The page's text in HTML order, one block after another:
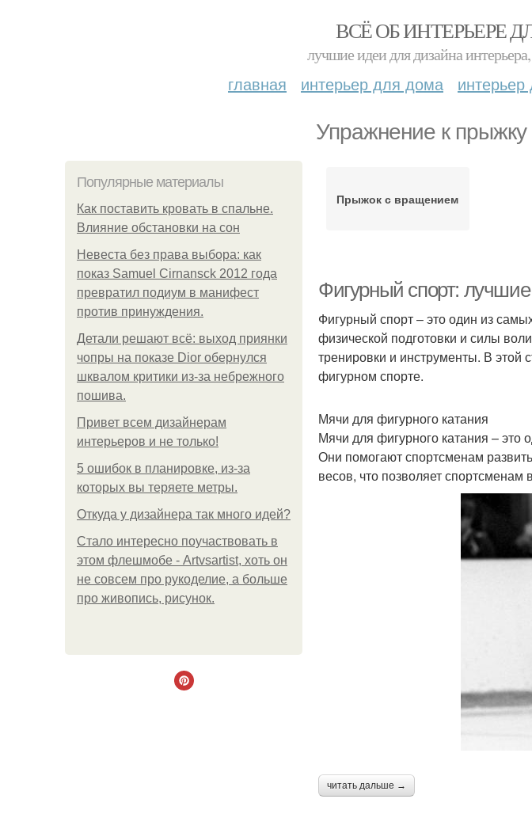
ВСЁ ОБ ИНТЕРЬЕРЕ
лучшие идеи для дизайна
главная интерьер для дома
Упражнение к прыжку
Популярные материалы
Как поставить кровать в спальне.
Влияние обстановки на сон
Невеста без права выбора: как
показ Samuel Cirnansck 2012 года
превратил подиум в манифест
против принуждения.
Детали решают всё: выход приянки
чопры на показе Dior обернулся
шквалом критики из-за небрежного
пошива.
Привет всем дизайнерам
интерьеров и не только!
5 ошибок в планировке, из-за
которых вы теряете метры.
Откуда у дизайнера так много идей?
Стало интересно поучаствовать в
этом флешмобе - Artvsartist, хоть он
не совсем про рукоделие, а больше
про живопись, рисунок.
Прыжок с вращением
Фигурный спорт:
Фигурный спорт – это один из
физической подготовки и силы
тренировки и инструменты. В этой
фигурном спорте.
Мячи для фигурного катания
Мячи для фигурного катания – это
Они помогают спортсменам
весов, что позволяет
читать дальше →